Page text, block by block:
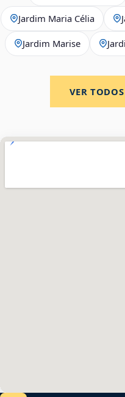
Jardim Maria Célia
Jardim Marise
VER